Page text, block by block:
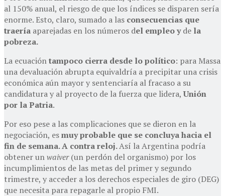
al 150% anual, el riesgo de que los índices se disparen sería
enorme. Esto, claro, sumado a las consecuencias que
traería aparejadas en los números del empleo yde la
pobreza.
La ecuacióntampoco cierra desde lo político: para Massa
una devaluación abrupta equivaldría a precipitar una crisis
económica aún mayor y sentenciaría al fracaso a su
candidatura y al proyecto de la fuerza que lidera,Unión
por la Patria.
Por eso pese a las complicaciones que se dieron en la
negociación, esmuy probable que se concluya hacia el
fin de semana. A contra reloj.Así la Argentina podría
obtener unwaiver(un perdón del organismo) por los
incumplimientos de las metas del primer y segundo
trimestre, y acceder a los derechos especiales de giro (DEG)
que necesita para repagarle al propio FMI.